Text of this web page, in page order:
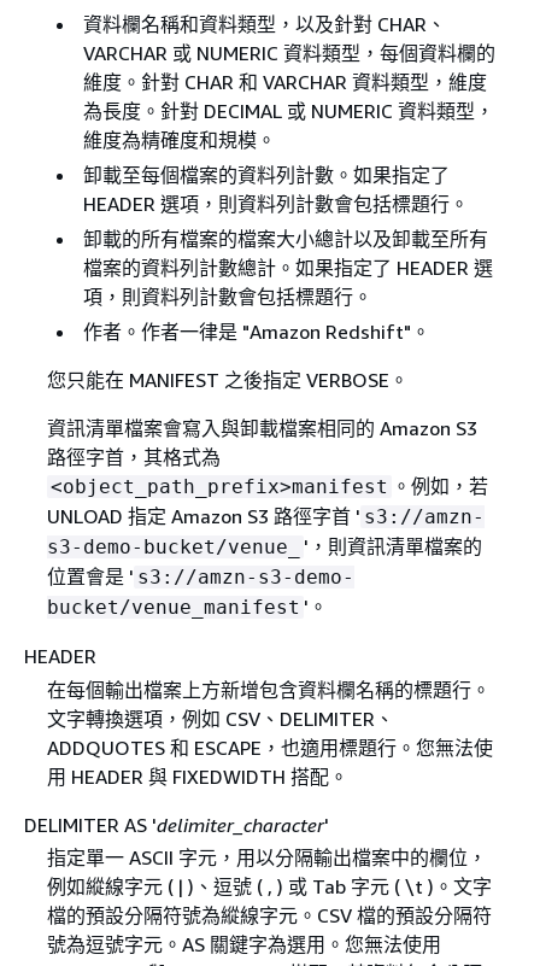
資料欄名稱和資料類型，以及針對 CHAR、
VARCHAR 或 NUMERIC 資料類型，每個資料欄的
維度。針對 CHAR 和 VARCHAR 資料類型，維度
為長度。針對 DECIMAL 或 NUMERIC 資料類型，
維度為精確度和規模。
卸載至每個檔案的資料列計數。如果指定了
HEADER 選項，則資料列計數會包括標題行。
卸載的所有檔案的檔案大小總計以及卸載至所有
檔案的資料列計數總計。如果指定了 HEADER 選
項，則資料列計數會包括標題行。
作者。作者一律是 "Amazon Redshift"。
您只能在 MANIFEST 之後指定 VERBOSE。
資訊清單檔案會寫入與卸載檔案相同的 Amazon S3
路徑字首，其格式為
<object_path_prefix>manifest 。例如，若
UNLOAD 指定 Amazon S3 路徑字首 ' s3://amzn-
s3-demo-bucket/venue_
'，則資訊清單檔案的
位置會是 ' s3://amzn-s3-demo-
bucket/venue_manifest '。
HEADER
在每個輸出檔案上方新增包含資料欄名稱的標題行。
文字轉換選項，例如 CSV、DELIMITER、
ADDQUOTES 和 ESCAPE，也適用標題行。您無法使
用 HEADER 與 FIXEDWIDTH 搭配。
DELIMITER AS 'delimiter_character'
指定單一 ASCII 字元，用以分隔輸出檔案中的欄位，
例如縱線字元 ( | )、逗號 ( , ) 或 Tab 字元 ( \t )。文字
檔的預設分隔符號為縱線字元。CSV 檔的預設分隔符
號為逗號字元。AS 關鍵字為選用。您無法使用